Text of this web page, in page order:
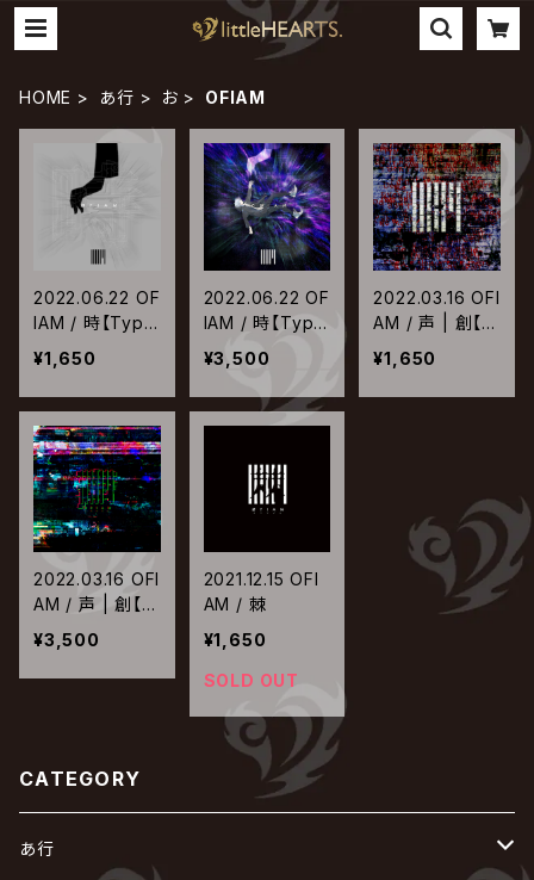
HOME あ行 お OFIAM
2022.06.22 OF
IAM / 時【Type
-B】
¥1,650
2022.06.22 OF
IAM / 時【Type
-A】
¥3,500
2022.03.16 OFI
AM / 声 | 創【T
ype-B】
¥1,650
2022.03.16 OFI
AM / 声 | 創【T
ype-A】
¥3,500
2021.12.15 OFI
AM / 棘
¥1,650
SOLD OUT
CATEGORY
あ行